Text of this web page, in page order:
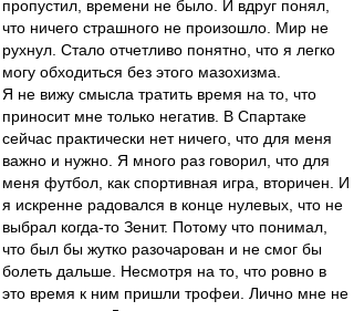
пропустил, времени не было. И вдруг понял,
что ничего страшного не произошло. Мир не
рухнул. Стало отчетливо понятно, что я легко
могу обходиться без этого мазохизма.
Я не вижу смысла тратить время на то, что
приносит мне только негатив. В Спартаке
сейчас практически нет ничего, что для меня
важно и нужно. Я много раз говорил, что для
меня футбол, как спортивная игра, вторичен. И
я искренне радовался в конце нулевых, что не
выбрал когда-то Зенит. Потому что понимал,
что был бы жутко разочарован и не смог бы
болеть дальше. Несмотря на то, что ровно в
это время к ним пришли трофеи. Лично мне не